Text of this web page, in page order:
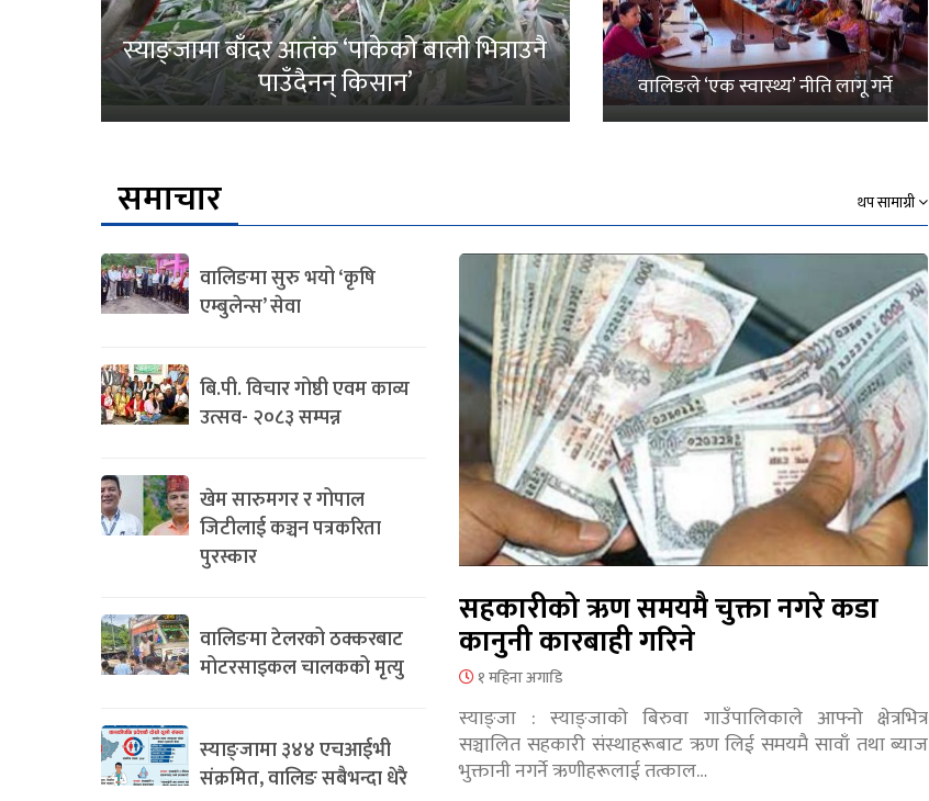
स्याङ्जामा बाँदर आतंक ‘पाकेको बाली भित्राउनै
पाउँदैनन् किसान’ वालिङले ‘एक स्वास्थ्य’ नीति लागू गर्ने
समाचार थप सामाग्री
वालिङमा सुरु भयो ‘कृषि
एम्बुलेन्स’ सेवा
बि.पी. विचार गोष्ठी एवम काव्य
उत्सव- २०८३ सम्पन्न
खेम सारुमगर र गोपाल
जिटीलाई कञ्चन पत्रकरिता
पुरस्कार
वालिङमा टेलरको ठक्करबाट
मोटरसाइकल चालकको मृत्यु
स्याङ्जामा ३४४ एचआईभी
संक्रमित, वालिङ सबैभन्दा धेरै
सहकारीको ऋण समयमै चुक्ता नगरे कडा
कानुनी कारबाही गरिने
१ महिना अगाडि
स्याङ्जा : स्याङ्जाको बिरुवा गाउँपालिकाले आफ्नो क्षेत्रभित्र
सञ्चालित सहकारी संस्थाहरूबाट ऋण लिई समयमै सावाँ तथा ब्याज
भुक्तानी नगर्ने ऋणीहरूलाई तत्काल…